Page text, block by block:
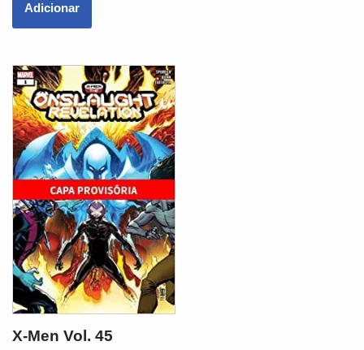
Adicionar
X-Men Vol. 45